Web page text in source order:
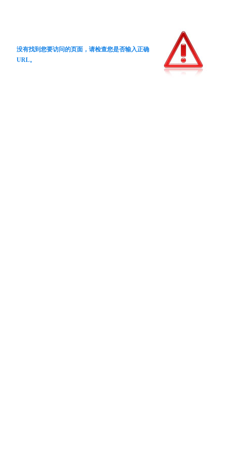
没有找到您要访问的页面，请检查您是否输入正确
URL。